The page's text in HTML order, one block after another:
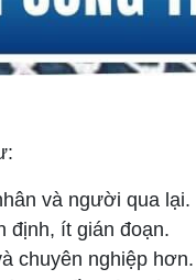
và người qua lại.
định, ít gián đoạn.
chuyên nghiệp hơn.